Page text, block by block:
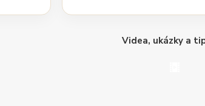
Videa, ukázky a